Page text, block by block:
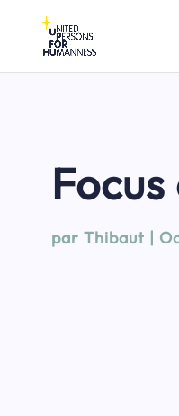
par Thibaut |